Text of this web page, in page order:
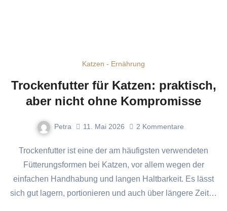
Katzen - Ernährung
Trockenfutter für Katzen: praktisch,
aber nicht ohne Kompromisse
Petra 11. Mai 2026 2 Kommentare
Trockenfutter ist eine der am häufigsten verwendeten
Fütterungsformen bei Katzen, vor allem wegen der
einfachen Handhabung und langen Haltbarkeit. Es lässt
sich gut lagern, portionieren und auch über längere Zeit…